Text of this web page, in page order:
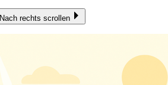
Nach rechts scrollen